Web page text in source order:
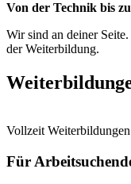
Von der Technik bis
Wir sind an deiner
der Weiterbildung.
Vollzeit Weiterbildungen
Für